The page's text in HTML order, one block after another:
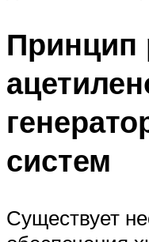
Принцип
систем
Существует